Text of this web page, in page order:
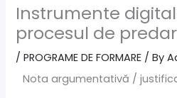
Instrumente
procesul de
/PROGRAME DE FORMARE / By
Nota argumentativă /